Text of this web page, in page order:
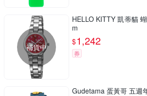
補貨中
HELLO KITTY 凱蒂貓
m
$1,242
券
Gudetama 蛋黃哥 五週